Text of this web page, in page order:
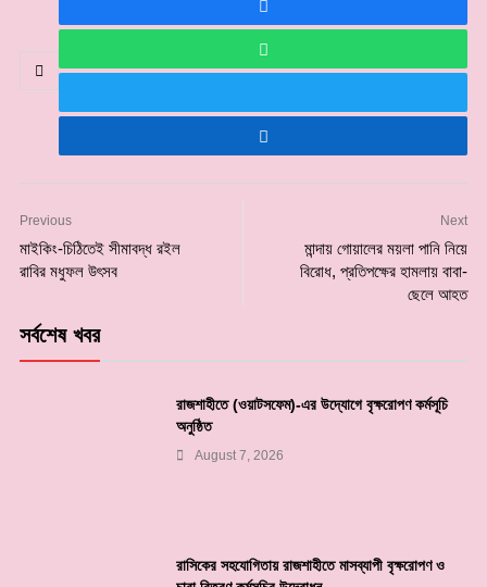
Previous
মাইকিং-চিঠিতেই সীমাবদ্ধ রইল
রাবির মধুফল উৎসব
Next
মান্দায় গোয়ালের ময়লা পানি নিয়ে
বিরোধ, প্রতিপক্ষের হামলায় বাবা-
ছেলে আহত
সর্বশেষ খবর
রাজশাহীতে (ওয়াটসফেম)-এর উদ্যোগে বৃক্ষরোপণ কর্মসূচি
অনুষ্ঠিত
August 7, 2026
রাসিকের সহযোগিতায় রাজশাহীতে মাসব্যাপী বৃক্ষরোপণ ও